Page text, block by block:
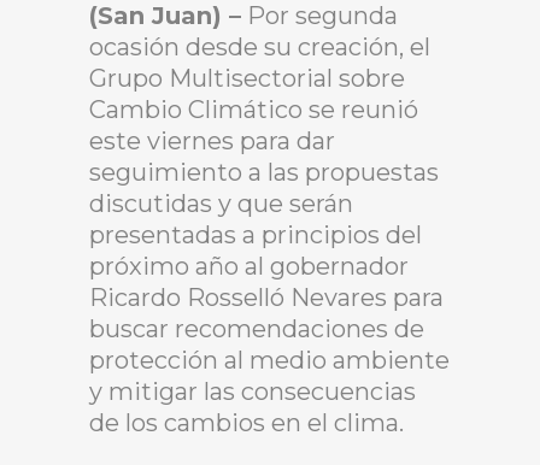
(San Juan) – Por segunda
ocasión desde su creación, el
Grupo Multisectorial sobre
Cambio Climático se reunió
este viernes para dar
seguimiento a las propuestas
discutidas y que serán
presentadas a principios del
próximo año al gobernador
Ricardo Rosselló Nevares para
buscar recomendaciones de
protección al medio ambiente
y mitigar las consecuencias
de los cambios en el clima.